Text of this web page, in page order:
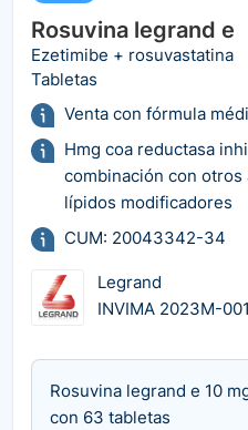
Rosuvina legrand e
Ezetimibe + rosuvastatina
Tabletas
Venta con fórmula
Hmg coa reductasa
combinación con otros
lípidos modificadores
CUM: 20043342-34
Legrand
INVIMA 2023M-
Rosuvina legrand e 10
con 63 tabletas